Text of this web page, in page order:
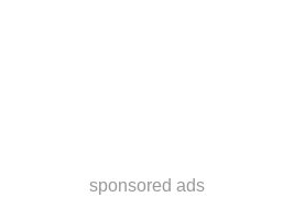
sponsored ads